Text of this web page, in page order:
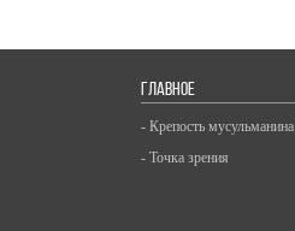
ГЛАВНОЕ
- Крепость мусульманина
- Точка зрения